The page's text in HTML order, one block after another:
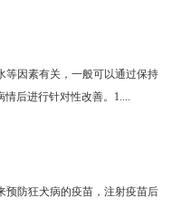
等因素有关，一般可以通过保持
后进行针对性改善。1....
预防狂犬病的疫苗，注射疫苗后